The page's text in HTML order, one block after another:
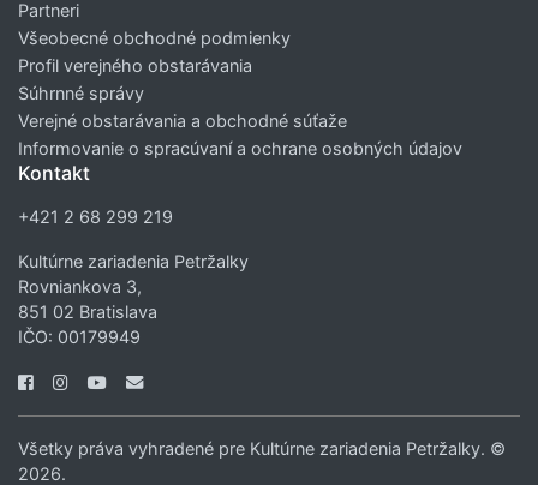
Partneri
Všeobecné obchodné podmienky
Profil verejného obstarávania
Súhrnné správy
Verejné obstarávania a obchodné súťaže
Informovanie o spracúvaní a ochrane osobných údajov
Kontakt
+421 2 68 299 219
Kultúrne zariadenia Petržalky
Rovniankova 3,
851 02 Bratislava
IČO: 00179949
Všetky práva vyhradené pre Kultúrne zariadenia Petržalky. ©
2026.